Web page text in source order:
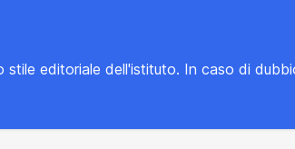
editoriale dell'istituto. In caso di